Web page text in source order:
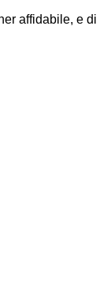
affidabile, e di